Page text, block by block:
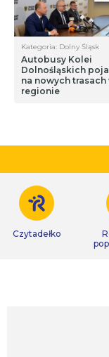
Kategoria: Dolny Śląsk
Autobusy Kolei
Dolnośląskich
na nowych trasach
regionie
Czytadełko